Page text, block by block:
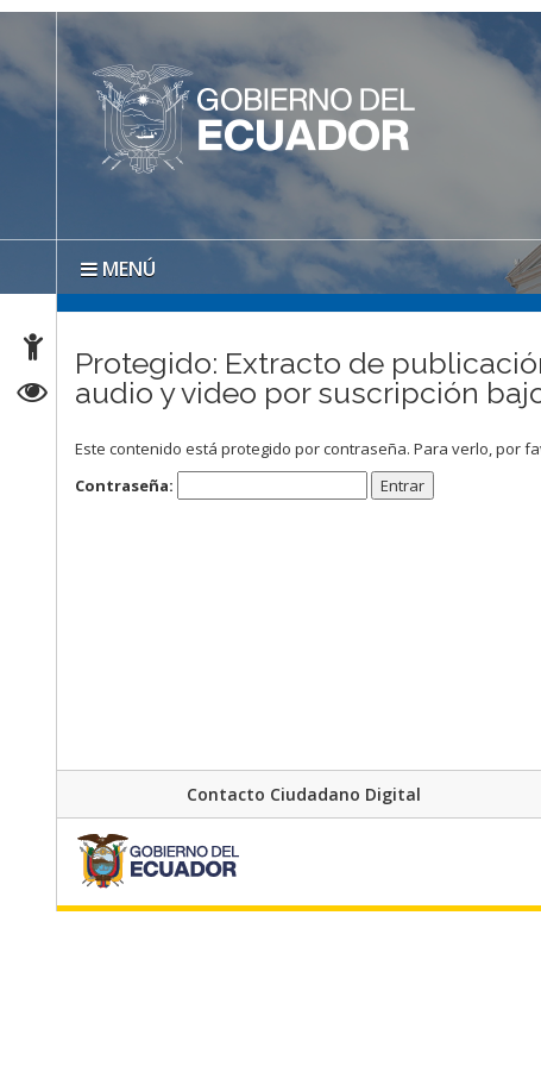
MENÚ
Protegido: Extracto de
audio y video por suscripción
Este contenido está protegido por contraseña. Para verlo, por
Contraseña:
Contacto Ciudadano Digital